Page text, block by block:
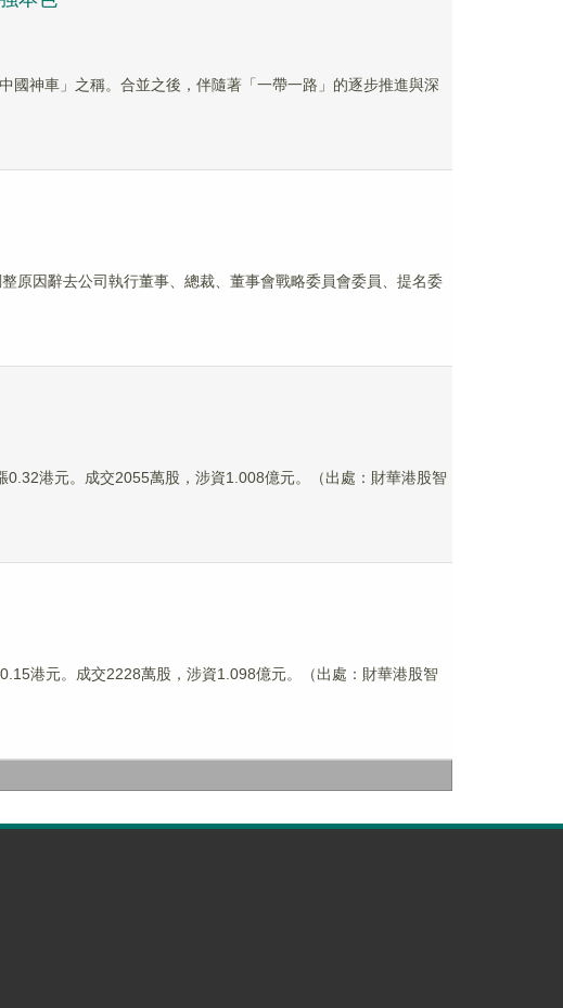
神車」之稱。合並之後，伴隨著「一帶一路」的逐步推進與深
原因辭去公司執行董事、總裁、董事會戰略委員會委員、提名委
港元。成交2055萬股，涉資1.008億元。（出處：財華港股智
港元。成交2228萬股，涉資1.098億元。（出處：財華港股智